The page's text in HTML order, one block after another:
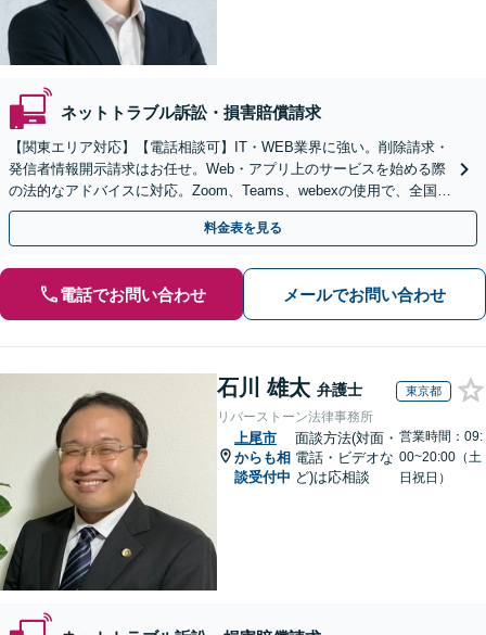
ネットトラブル訴訟・損害賠償請求
【関東エリア対応】【電話相談可】IT・WEB業界に強い。削除請求・
発信者情報開示請求はお任せ。Web・アプリ上のサービスを始める際
の法的なアドバイスに対応。Zoom、Teams、webexの使用で、全国か
らのご相談にも対応【平日夜間面談可】
料金表を見る
電話でお問い合わせ メールでお問い合わせ
石川 雄太 弁護士 東京都
リバーストーン法律事務所
上尾市
からも相
談受付中
面談方法(対面・
電話・ビデオな
ど)は応相談
営業時間：09:
00~20:00（土
日祝日）